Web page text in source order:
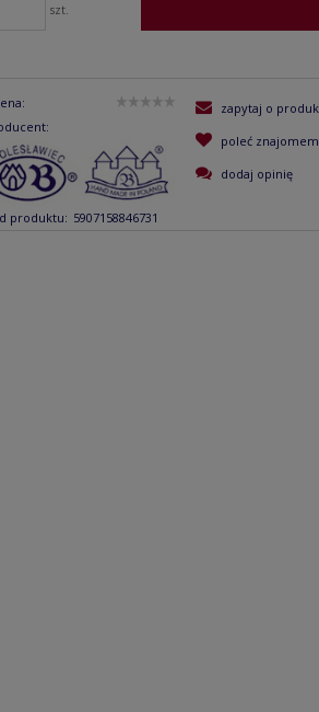
szt.
produktu: 5907158846731
zapytaj o
poleć
dodaj opinię